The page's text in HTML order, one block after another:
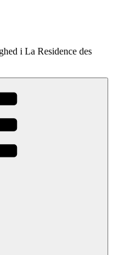
i La Residence des